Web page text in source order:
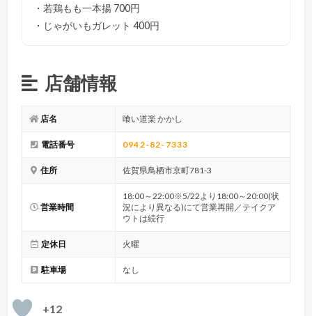
・若鶏もも一本揚 700円
・じゃがいもガレット 400円
店舗情報
店名 喰い道楽 かかし
電話番号 0942-82-7333
住所 佐賀県鳥栖市京町781-3
営業時間
18:00～22:00※5/22より18:00～20:00(状
況により異なる)にて営業再開／テイクア
ウトは続行
定休日 火曜
駐車場 なし
+12